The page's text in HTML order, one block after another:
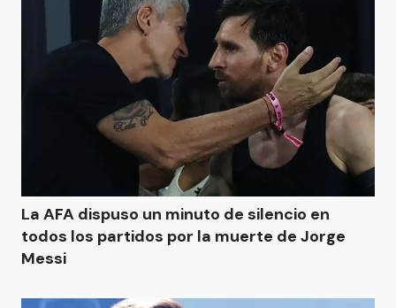
La AFA dispuso un minuto de silencio en
todos los partidos por la muerte de Jorge
Messi